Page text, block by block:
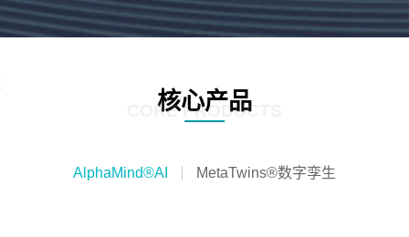
核心产品
CORE PRODUCTS
AlphaMind®AI MetaTwins®数字孪生